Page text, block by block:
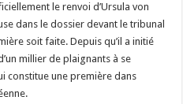
le renvoi d’Ursula von
dans le dossier devant le tribunal
soit faite. Depuis qu’il a initié
millier de plaignants à se
constitue une première dans